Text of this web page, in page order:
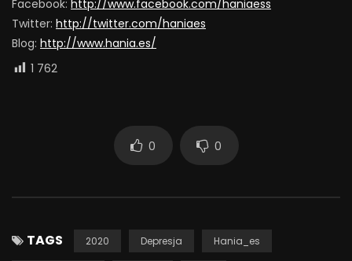
Facebook: http://www.facebook.com/haniaess
Twitter: http://twitter.com/haniaes
Blog: http://www.hania.es/
1 762
0 0
TAGS 2020 Depresja Hania_es